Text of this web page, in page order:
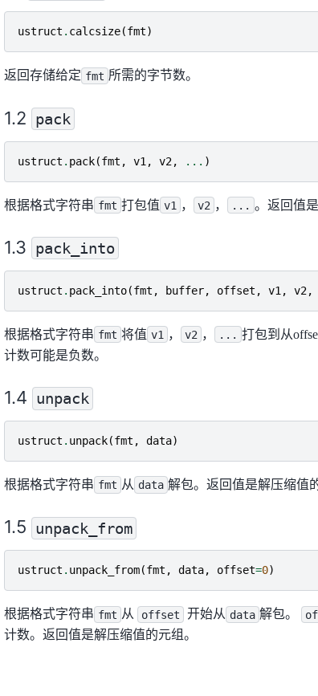
ustruct . calcsize(fmt)
返回存储给定 fmt 所需的字节数。
pack
ustruct . pack(fmt , v1 , v2, ... )
根据格式字符串 fmt 打包值 v1 ， v2 ， ... 。返回值
pack_into
ustruct . pack_into(fmt , buffer, offset , v1 , v2,
根据格式字符串 fmt 将值 v1 ， v2 ， ... 打包到从
计数可能是负数。
unpack
ustruct . unpack(fmt , data)
根据格式字符串 fmt 从 data 解包。返回值是解压缩值
unpack_from
ustruct . unpack_from(fmt , data, offset=0)
根据格式字符串 fmt 从 offset 开始从 data 解包。
计数。返回值是解压缩值的元组。